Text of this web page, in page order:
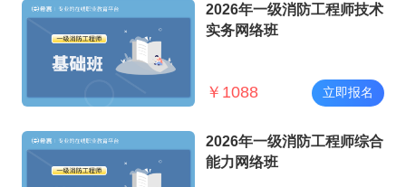
2026年一级消防工程师技术
实务网络班
￥ 1088 立即报名
2026年一级消防工程师综合
能力网络班